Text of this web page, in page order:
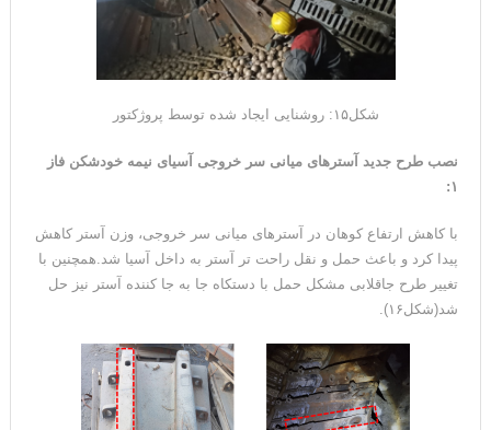
شکل۱۵: روشنایی ایجاد شده توسط پروژکتور
نصب طرح جدید آسترهای میانی سر خروجی آسیای نیمه خودشکن فاز
۱:
با کاهش ارتفاع کوهان در آسترهای میانی سر خروجی، وزن آستر کاهش
پیدا کرد و باعث حمل و نقل راحت تر آستر به داخل آسیا شد.همچنین با
تغییر طرح جاقلابی مشکل حمل با دستکاه جا به جا کننده آستر نیز حل
شد(شکل۱۶).